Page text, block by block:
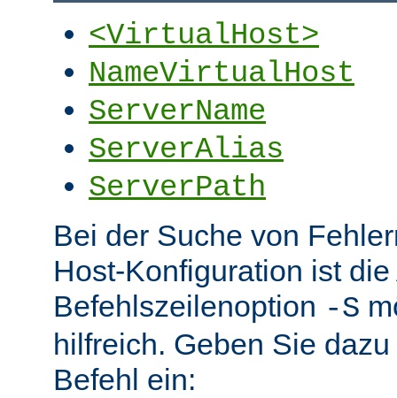
<VirtualHost>
NameVirtualHost
ServerName
ServerAlias
ServerPath
Bei der Suche von
Host-Konfiguration ist
Befehlszeilenoption -S
hilfreich. Geben Sie
Befehl ein: